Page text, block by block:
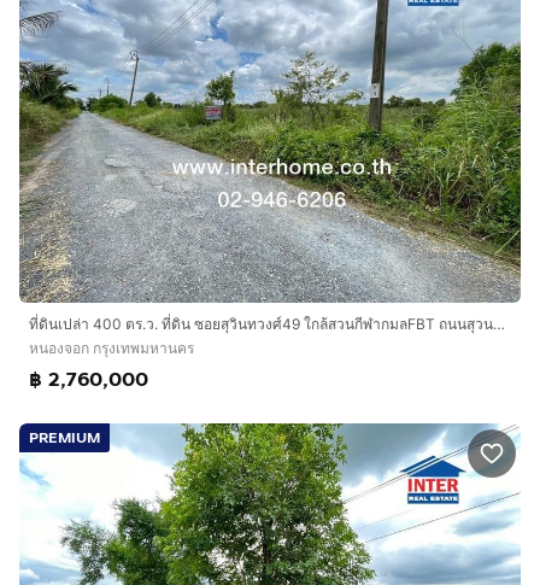
ที่ดินเปล่า 400 ตร.ว. ที่ดิน ซอยสุวินทวงศ์49 ใกล้สวนกีฬากมลFBT ถนนสุวนทวงศ์ ซอยสุวินทวงศ์49 เขตหนองจอก กรุงเทพมหานคร
หนองจอก กรุงเทพมหานคร
฿ 2,760,000
PREMIUM